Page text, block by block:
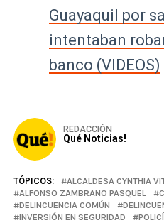
Guayaquil por
intentaban
banco (VIDEOS)
REDACCIÓN
Qué Noticias!
TÓPICOS: ALCALDESA CYNTHIA
ALFONSO ZAMBRANO PASQUEL
DELINCUENCIA COMÚN
INVERSIÓN EN SEGURIDAD